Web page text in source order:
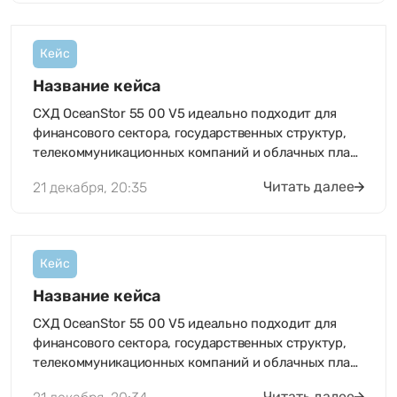
Кейс
Название кейса
СХД OceanStor 55 00 V5 идеально подходит для
финансового сектора, государственных структур,
телекоммуникационных компаний и облачных пла…
21 декабря, 20:35 Читать далее
Кейс
Название кейса
СХД OceanStor 55 00 V5 идеально подходит для
финансового сектора, государственных структур,
телекоммуникационных компаний и облачных пла…